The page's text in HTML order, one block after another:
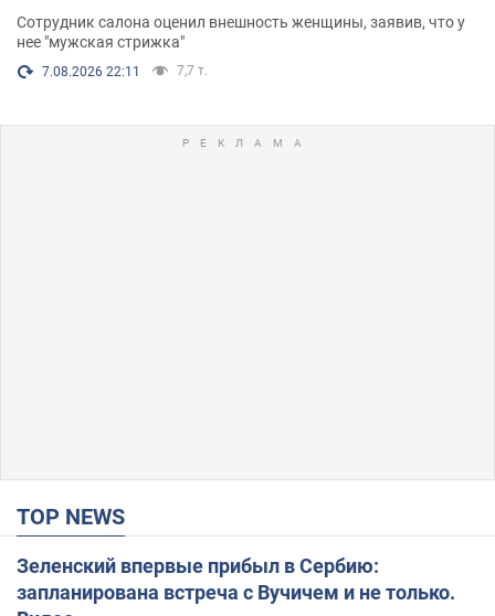
Сотрудник салона оценил внешность женщины, заявив, что у
нее "мужская стрижка"
7.08.2026 22:11 7,7 т.
TOP NEWS
Зеленский впервые прибыл в Сербию:
запланирована встреча с Вучичем и не только.